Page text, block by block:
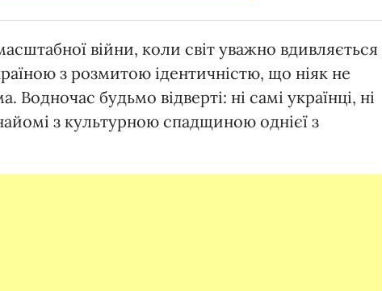
війни, коли світ уважно вдивляється
з розмитою ідентичністю, що ніяк не
Водночас будьмо відверті: ні самі українці, ні
з культурною спадщиною однієї з